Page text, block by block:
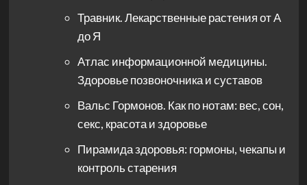
Травник. Лекарственные растения от А
до Я
Атлас информационной медицины.
Здоровье позвоночника и суставов
Вальс Гормонов. Как по нотам: вес, сон,
секс, красота и здоровье
Пирамида здоровья: гормоны, чекапы и
контроль старения